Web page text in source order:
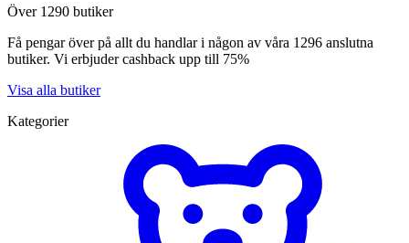
Över 1290 butiker
Få pengar över på allt du handlar i någon av våra 1296 anslutna
butiker. Vi erbjuder cashback upp till 75%
Visa alla butiker
Kategorier